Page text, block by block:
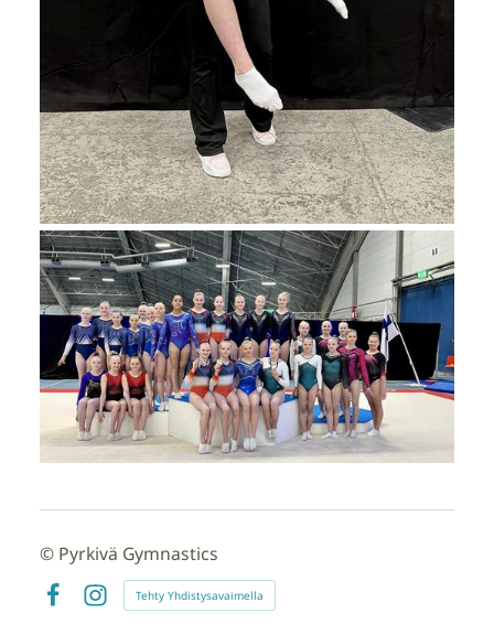
© Pyrkivä Gymnastics
FacebookInstagram
Tehty Yhdistysavaimella